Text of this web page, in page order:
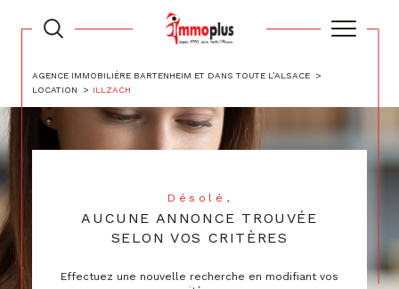
AGENCE IMMOBILIÈRE BARTENHEIM ET DANS TOUTE L’ALSACE
LOCATION
ILLZACH
Désolé,
AUCUNE ANNONCE TROUVÉE
SELON VOS CRITÈRES
Effectuez une nouvelle recherche en modifiant vos